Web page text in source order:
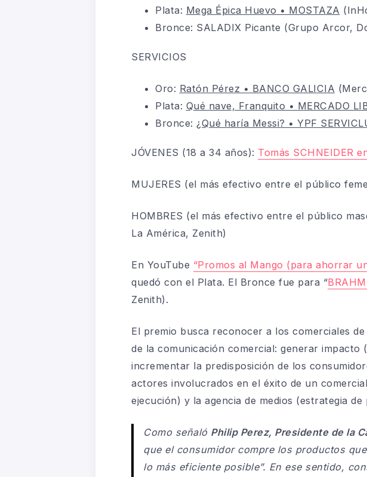
Plata: Mega Épica Huevo • MOSTAZA
Bronce: SALADIX Picante (Grupo Arcor,
SERVICIOS
Oro: Ratón Pérez • BANCO GALICIA
Plata: Qué nave, Franquito • MERCADO
Bronce: ¿Qué haría Messi? • YPF
JÓVENES (18 a 34 años): Tomás SCHNEIDER
MUJERES (el más efectivo entre el público
HOMBRES (el más efectivo entre el público
La América, Zenith)
En YouTube “Promos al Mango (para ahorrar
quedó con el Plata. El Bronce fue para “
Zenith).
El premio busca reconocer a los comerciales
de la comunicación comercial: generar
incrementar la predisposición de los
actores involucrados en el éxito de un
ejecución) y la agencia de medios (estrategia de
Como señaló Philip Perez, Presidente de la
que el consumidor compre los productos
lo más eficiente posible”. En ese sentido,